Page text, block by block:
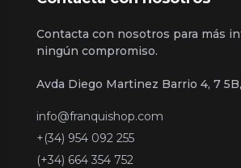
Contacta con nosotros para más
ningún compromiso.
Avda Diego Martinez Barrio 4, 7
info@franquishop.com
+(34) 954 092 255
(+34) 664 354 752